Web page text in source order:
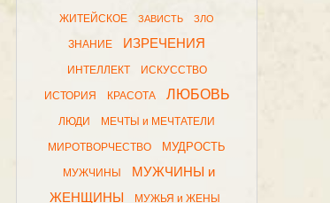
ЖИТЕЙСКОЕ ЗАВИСТЬ ЗЛО
ЗНАНИЕ ИЗРЕЧЕНИЯ
ИНТЕЛЛЕКТ ИСКУССТВО
ИСТОРИЯ КРАСОТА ЛЮБОВЬ
ЛЮДИ МЕЧТЫ и МЕЧТАТЕЛИ
МИРОТВОРЧЕСТВО МУДРОСТЬ
МУЖЧИНЫ
МУЖЧИНЫ и
ЖЕНЩИНЫ
МУЖЬЯ и ЖЕНЫ